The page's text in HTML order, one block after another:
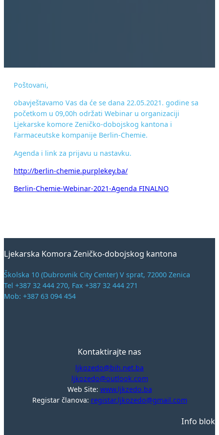
Poštovani,
obavještavamo Vas da će se dana 22.05.2021. godine sa
početkom u 09,00h održati Webinar u organizaciji
Ljekarske komore Zeničko-dobojskog kantona i
Farmaceutske kompanije Berlin-Chemie.
Agenda i link za prijavu u nastavku.
http://berlin-chemie.purplekey.ba/
Berlin-Chemie-Webinar-2021-Agenda FINALNO
Ljekarska Komora Zeničko-dobojskog kantona
Školska 10 (Dubrovnik City Center) V sprat, 72000 Zenica
Tel +387 32 444 270, Fax +387 32 444 271
Mob: +387 63 094 454
Kontaktirajte nas
ljkozedo@bih.net.ba
ljkozedo@outlook.com
Web Site: www.ljkzedo.ba
Registar članova: registar.ljkozedo@gmail.com
Info blok